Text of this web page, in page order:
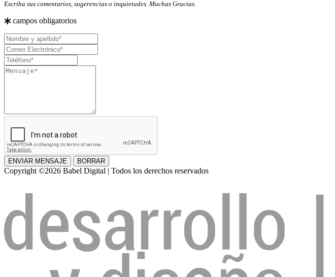
Escriba sus comentarios, sugerencias o inquietudes. Muchas Gracias.
campos obligatorios
Nombre
y
apellido
Correo
Electrónico
Teléfono
Mensaje
ENVIAR MENSAJE BORRAR
Copyright ©2026 Babel Digital | Todos los derechos reservados